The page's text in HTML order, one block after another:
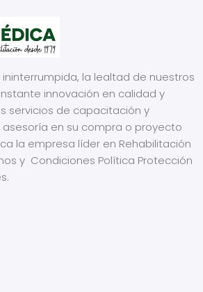
la lealtad de nuestros
innovación en calidad y
servicios de capacitación y
en su compra o proyecto
la empresa líder en Rehabilitación
y Condiciones Política Protección